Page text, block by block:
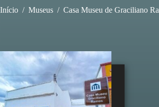
Início / Museus / Casa Museu de Graciliano